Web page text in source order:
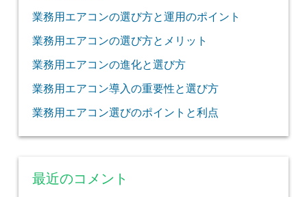
業務用エアコンの選び方と運用のポイント
業務用エアコンの選び方とメリット
業務用エアコンの進化と選び方
業務用エアコン導入の重要性と選び方
業務用エアコン選びのポイントと利点
最近のコメント